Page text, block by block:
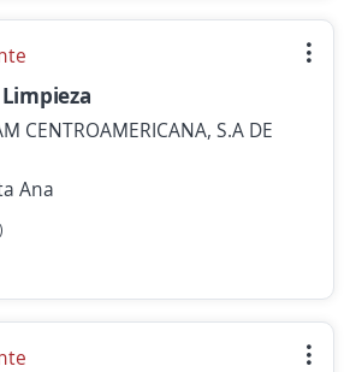
CENTROAMERICANA, S.A DE
Ana